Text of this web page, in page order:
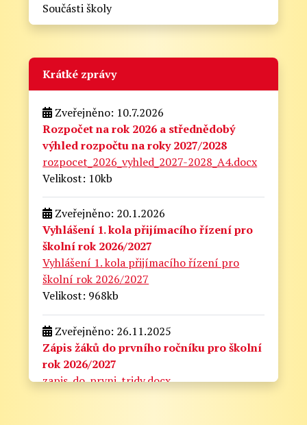
Součásti školy
Krátké zprávy
Zveřejněno: 10.7.2026
Rozpočet na rok 2026 a střednědobý
výhled rozpočtu na roky 2027/2028
rozpocet_2026_vyhled_2027-2028_A4.docx
Velikost: 10kb
Zveřejněno: 20.1.2026
Vyhlášení 1. kola přijímacího řízení pro
školní rok 2026/2027
Vyhlášení 1. kola přijímacího řízení pro
školní rok 2026/2027
Velikost: 968kb
Zveřejněno: 26.11.2025
Zápis žáků do prvního ročníku pro školní
rok 2026/2027
zapis_do_prvni_tridy.docx